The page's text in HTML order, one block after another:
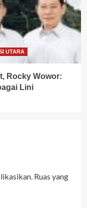
UTARA
Rocky Wowor:
Lini
Ruas yang